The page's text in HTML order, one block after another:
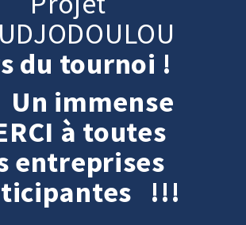
du tournoi !
immense
à toutes
entreprises
!!!